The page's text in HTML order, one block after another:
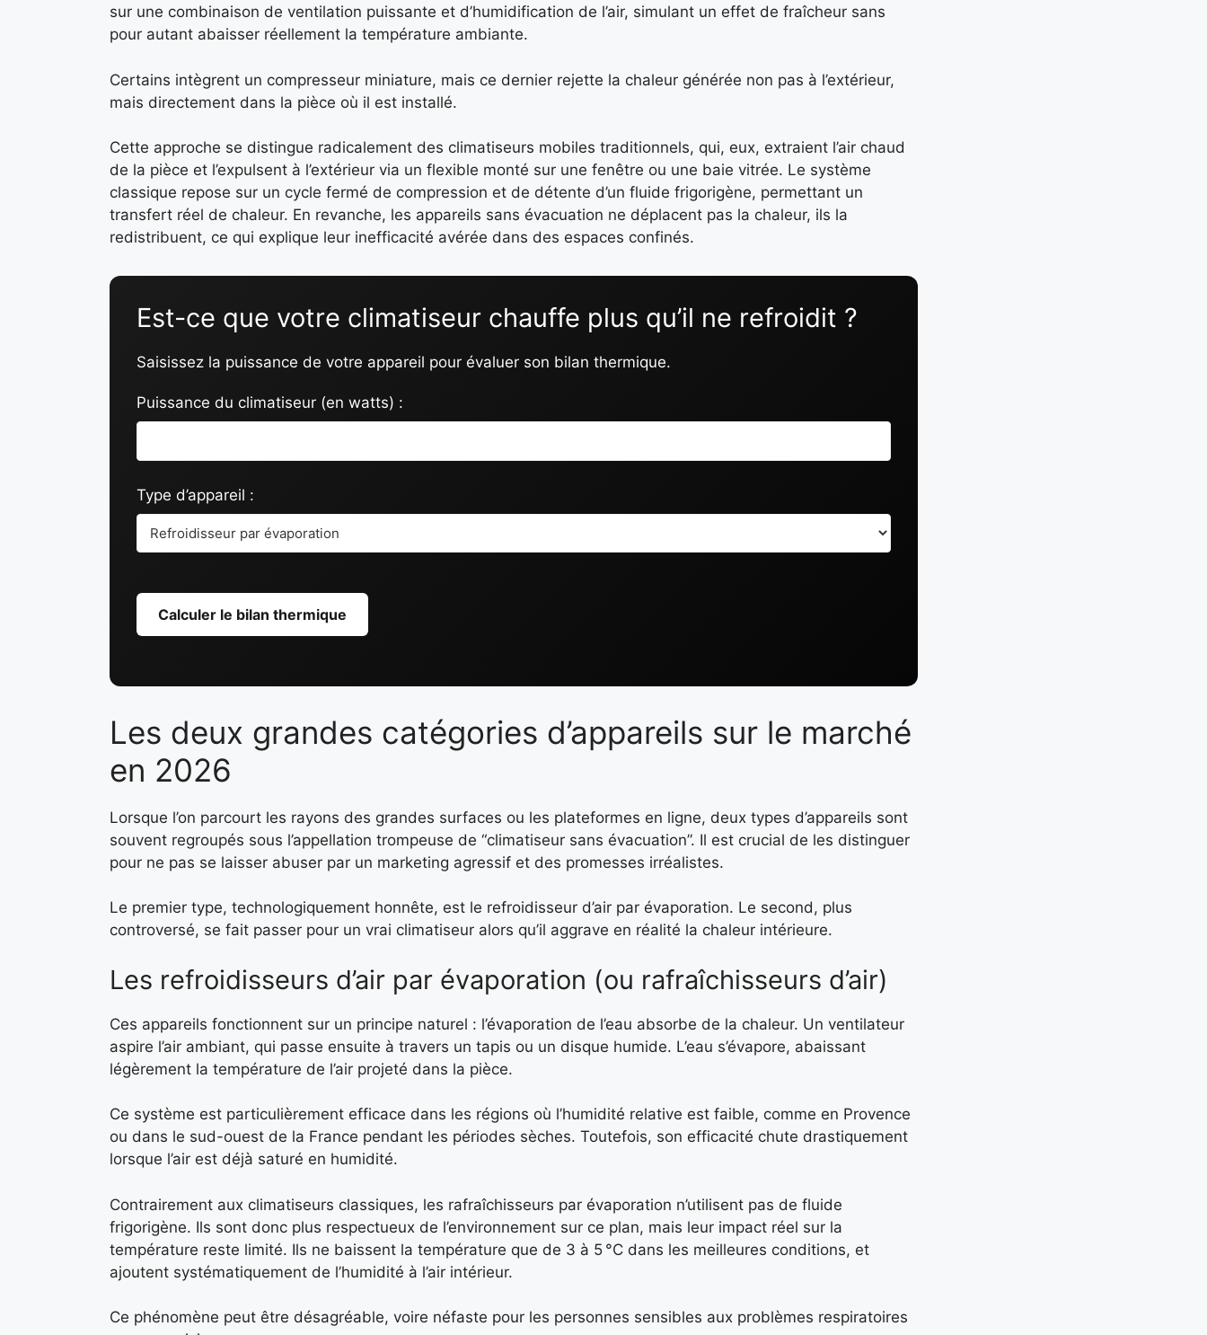
sur une combinaison de ventilation puissante et d’humidification de l’air, simulant un effet de fraîcheur sans
pour autant abaisser réellement la température ambiante.
Certains intègrent un compresseur miniature, mais ce dernier rejette la chaleur générée non pas à l’extérieur,
mais directement dans la pièce où il est installé.
Cette approche se distingue radicalement des climatiseurs mobiles traditionnels, qui, eux, extraient l’air chaud
de la pièce et l’expulsent à l’extérieur via un flexible monté sur une fenêtre ou une baie vitrée. Le système
classique repose sur un cycle fermé de compression et de détente d’un fluide frigorigène, permettant un
transfert réel de chaleur. En revanche, les appareils sans évacuation ne déplacent pas la chaleur, ils la
redistribuent, ce qui explique leur inefficacité avérée dans des espaces confinés.
Est-ce que votre climatiseur chauffe plus qu’il ne refroidit ?
Saisissez la puissance de votre appareil pour évaluer son bilan thermique.
Puissance du climatiseur (en watts) :
Type d’appareil :
Calculer le bilan thermique
Les deux grandes catégories d’appareils sur le marché
en 2026
Lorsque l’on parcourt les rayons des grandes surfaces ou les plateformes en ligne, deux types d’appareils sont
souvent regroupés sous l’appellation trompeuse de “climatiseur sans évacuation”. Il est crucial de les distinguer
pour ne pas se laisser abuser par un marketing agressif et des promesses irréalistes.
Le premier type, technologiquement honnête, est le refroidisseur d’air par évaporation. Le second, plus
controversé, se fait passer pour un vrai climatiseur alors qu’il aggrave en réalité la chaleur intérieure.
Les refroidisseurs d’air par évaporation (ou rafraîchisseurs d’air)
Ces appareils fonctionnent sur un principe naturel : l’évaporation de l’eau absorbe de la chaleur. Un ventilateur
aspire l’air ambiant, qui passe ensuite à travers un tapis ou un disque humide. L’eau s’évapore, abaissant
légèrement la température de l’air projeté dans la pièce.
Ce système est particulièrement efficace dans les régions où l’humidité relative est faible, comme en Provence
ou dans le sud-ouest de la France pendant les périodes sèches. Toutefois, son efficacité chute drastiquement
lorsque l’air est déjà saturé en humidité.
Contrairement aux climatiseurs classiques, les rafraîchisseurs par évaporation n’utilisent pas de fluide
frigorigène. Ils sont donc plus respectueux de l’environnement sur ce plan, mais leur impact réel sur la
température reste limité. Ils ne baissent la température que de 3 à 5 °C dans les meilleures conditions, et
ajoutent systématiquement de l’humidité à l’air intérieur.
Ce phénomène peut être désagréable, voire néfaste pour les personnes sensibles aux problèmes respiratoires